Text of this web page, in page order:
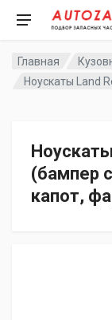
Главная
(бампер
капот,